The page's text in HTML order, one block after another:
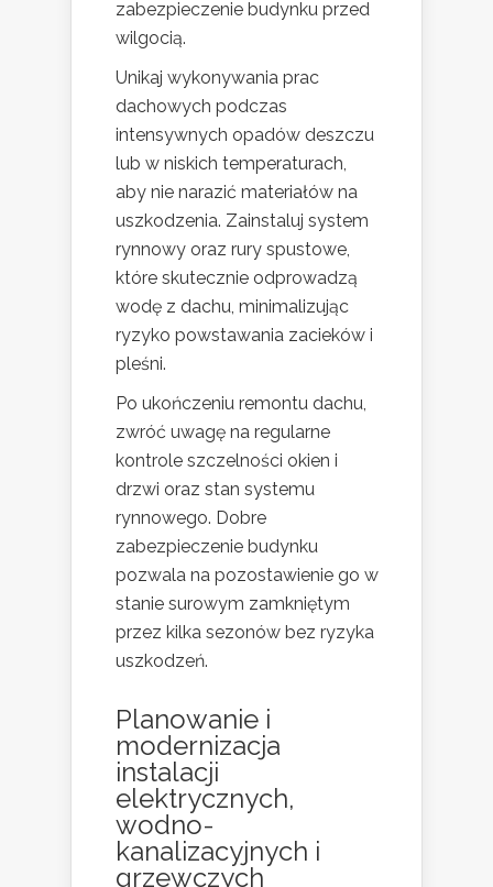
zabezpieczenie budynku przed
wilgocią.
Unikaj wykonywania prac
dachowych podczas
intensywnych opadów deszczu
lub w niskich temperaturach,
aby nie narazić materiałów na
uszkodzenia. Zainstaluj system
rynnowy oraz rury spustowe,
które skutecznie odprowadzą
wodę z dachu, minimalizując
ryzyko powstawania zacieków i
pleśni.
Po ukończeniu remontu dachu,
zwróć uwagę na regularne
kontrole szczelności okien i
drzwi oraz stan systemu
rynnowego. Dobre
zabezpieczenie budynku
pozwala na pozostawienie go w
stanie surowym zamkniętym
przez kilka sezonów bez ryzyka
uszkodzeń.
Planowanie i
modernizacja
instalacji
elektrycznych,
wodno-
kanalizacyjnych i
grzewczych